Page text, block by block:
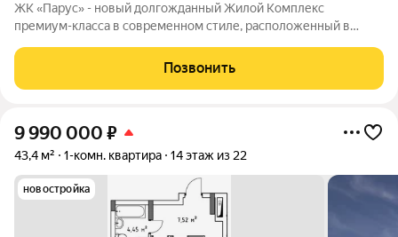
ЖК «Парус» - новый долгожданный Жилой Комплекс
премиум-класса в современном стиле, расположенный в
Амбициозный проект, будущая визитная карточка пл.Сенной.
Расположение удивительным образом отвечает всем
Позвонить
9 990 000 ₽
43,4 м² 1-комн. квартира 14 этаж из 22
новостройка